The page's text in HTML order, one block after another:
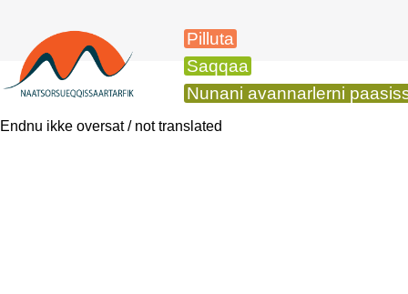
Pilluta
Saqqaa
Nunani avannarlerni
Endnu ikke oversat / not translated